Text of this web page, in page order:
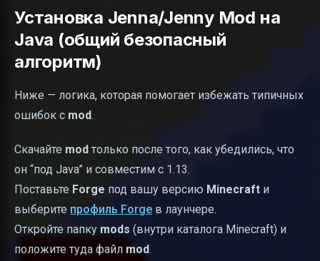
Установка Jenna/Jenny Mod на
Java (общий безопасный
алгоритм)
Ниже — логика, которая помогает избежать типичных
ошибок с mod.
Скачайте mod только после того, как убедились, что
он “под Java” и совместим с 1.13.
Поставьте Forge под вашу версию Minecraft и
выберите профиль Forge в лаунчере.
Откройте папку mods (внутри каталога Minecraft) и
положите туда файл mod.